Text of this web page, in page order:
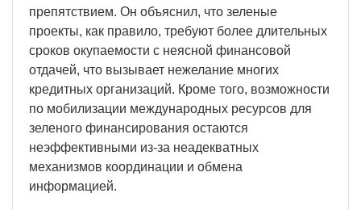
препятствием. Он объяснил, что зеленые
проекты, как правило, требуют более длительных
сроков окупаемости с неясной финансовой
отдачей, что вызывает нежелание многих
кредитных организаций. Кроме того, возможности
по мобилизации международных ресурсов для
зеленого финансирования остаются
неэффективными из-за неадекватных
механизмов координации и обмена
информацией.